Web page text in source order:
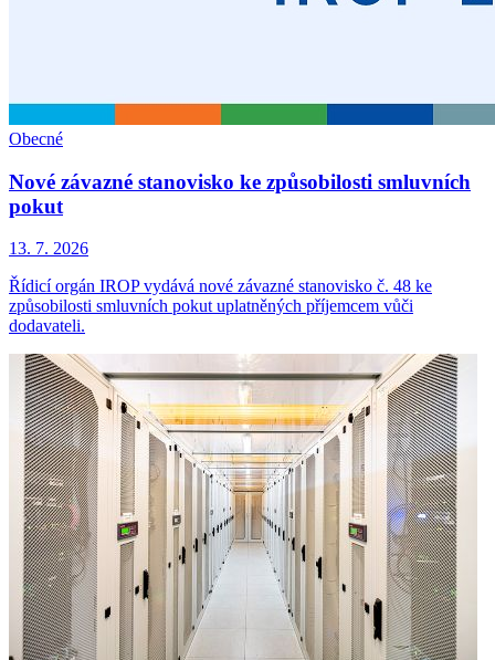
Obecné
Nové závazné stanovisko ke způsobilosti smluvních
pokut
13. 7. 2026
Řídicí orgán IROP vydává nové závazné stanovisko č. 48 ke
způsobilosti smluvních pokut uplatněných příjemcem vůči
dodavateli.